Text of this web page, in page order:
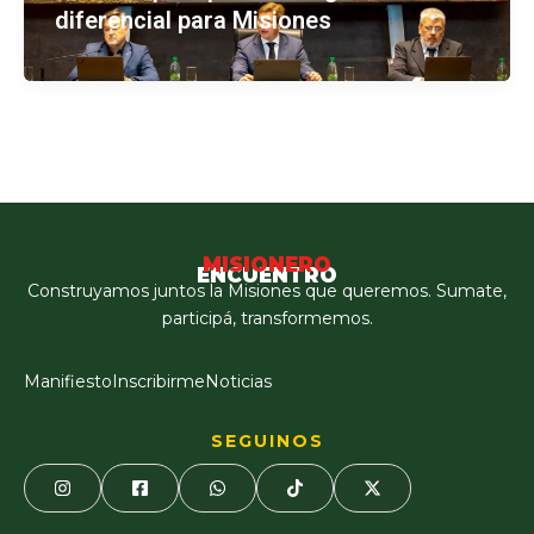
diferencial para Misiones
ENCUENTRO
MISIONERO
Construyamos juntos la Misiones que queremos. Sumate,
participá, transformemos.
ManifiestoInscribirmeNoticias
SEGUINOS